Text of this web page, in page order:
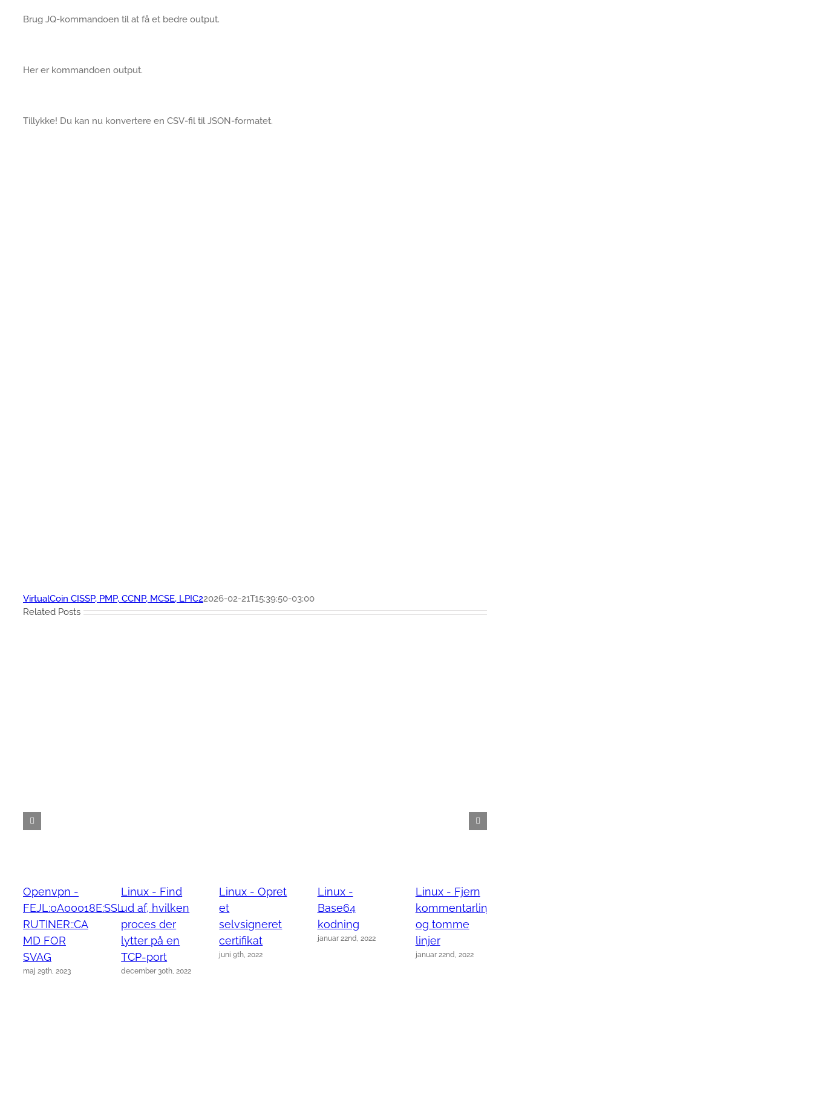
Brug JQ-kommandoen til at få et bedre output.
Her er kommandoen output.
Tillykke! Du kan nu konvertere en CSV-fil til JSON-formatet.
VirtualCoin CISSP, PMP, CCNP, MCSE, LPIC22026-02-21T15:39:50-03:00
Related Posts
Openvpn -
FEJL:0A00018E:SSL
RUTINER::CA
MD FOR
SVAG
maj 29th, 2023
Linux - Find
ud af, hvilken
proces der
lytter på en
TCP-port
december 30th, 2022
Linux - Opret
et
selvsigneret
certifikat
juni 9th, 2022
Linux -
Base64
kodning
januar 22nd, 2022
Linux - Fjern
kommentarlinjer
og tomme
linjer
januar 22nd, 2022